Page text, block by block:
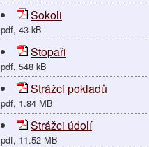
Sokoli
pdf, 43 kB
Stopaři
pdf, 548 kB
Strážci pokladů
pdf, 1.84 MB
Strážci údolí
pdf, 11.52 MB